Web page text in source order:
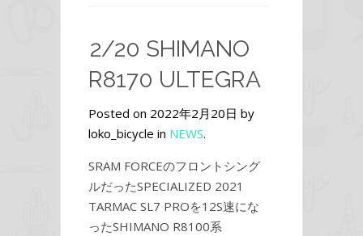
2/20 SHIMANO
R8170 ULTEGRA
Posted on 2022年2月20日 by
loko_bicycle in NEWS.
SRAM FORCEのフロントシング
ルだったSPECIALIZED 2021
TARMAC SL7 PROを12S速にな
ったSHIMANO R8100系